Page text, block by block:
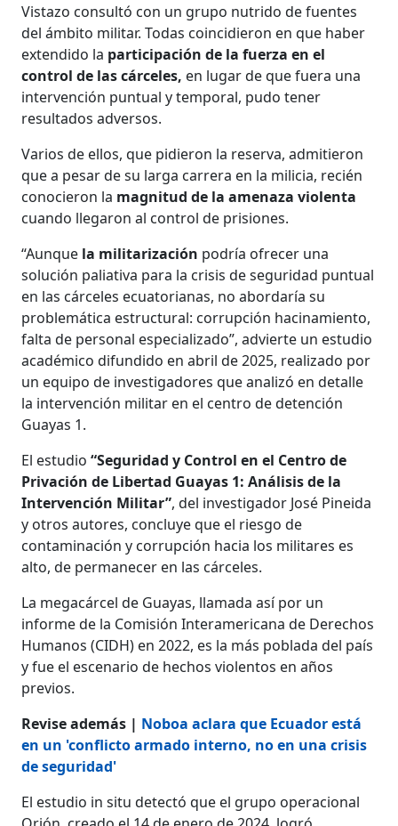
Vistazo consultó con un grupo nutrido de fuentes
del ámbito militar. Todas coincidieron en que haber
extendido la participación de la fuerza en el
control de las cárceles, en lugar de que fuera una
intervención puntual y temporal, pudo tener
resultados adversos.
Varios de ellos, que pidieron la reserva, admitieron
que a pesar de su larga carrera en la milicia, recién
conocieron la magnitud de la amenaza violenta
cuando llegaron al control de prisiones.
“Aunque la militarización podría ofrecer una
solución paliativa para la crisis de seguridad puntual
en las cárceles ecuatorianas, no abordaría su
problemática estructural: corrupción hacinamiento,
falta de personal especializado”, advierte un estudio
académico difundido en abril de 2025, realizado por
un equipo de investigadores que analizó en detalle
la intervención militar en el centro de detención
Guayas 1.
El estudio“Seguridad y Control en el Centro de
Privación de Libertad Guayas 1: Análisis de la
Intervención Militar”, del investigador José Pineida
y otros autores, concluye que el riesgo de
contaminación y corrupción hacia los militares es
alto, de permanecer en las cárceles.
La megacárcel de Guayas, llamada así por un
informe de la Comisión Interamericana de Derechos
Humanos (CIDH) en 2022, es la más poblada del país
y fue el escenario de hechos violentos en años
previos.
Revise además | Noboa aclara que Ecuador está
en un 'conflicto armado interno, no en una crisis
de seguridad'
El estudio in situ detectó que el grupo operacional